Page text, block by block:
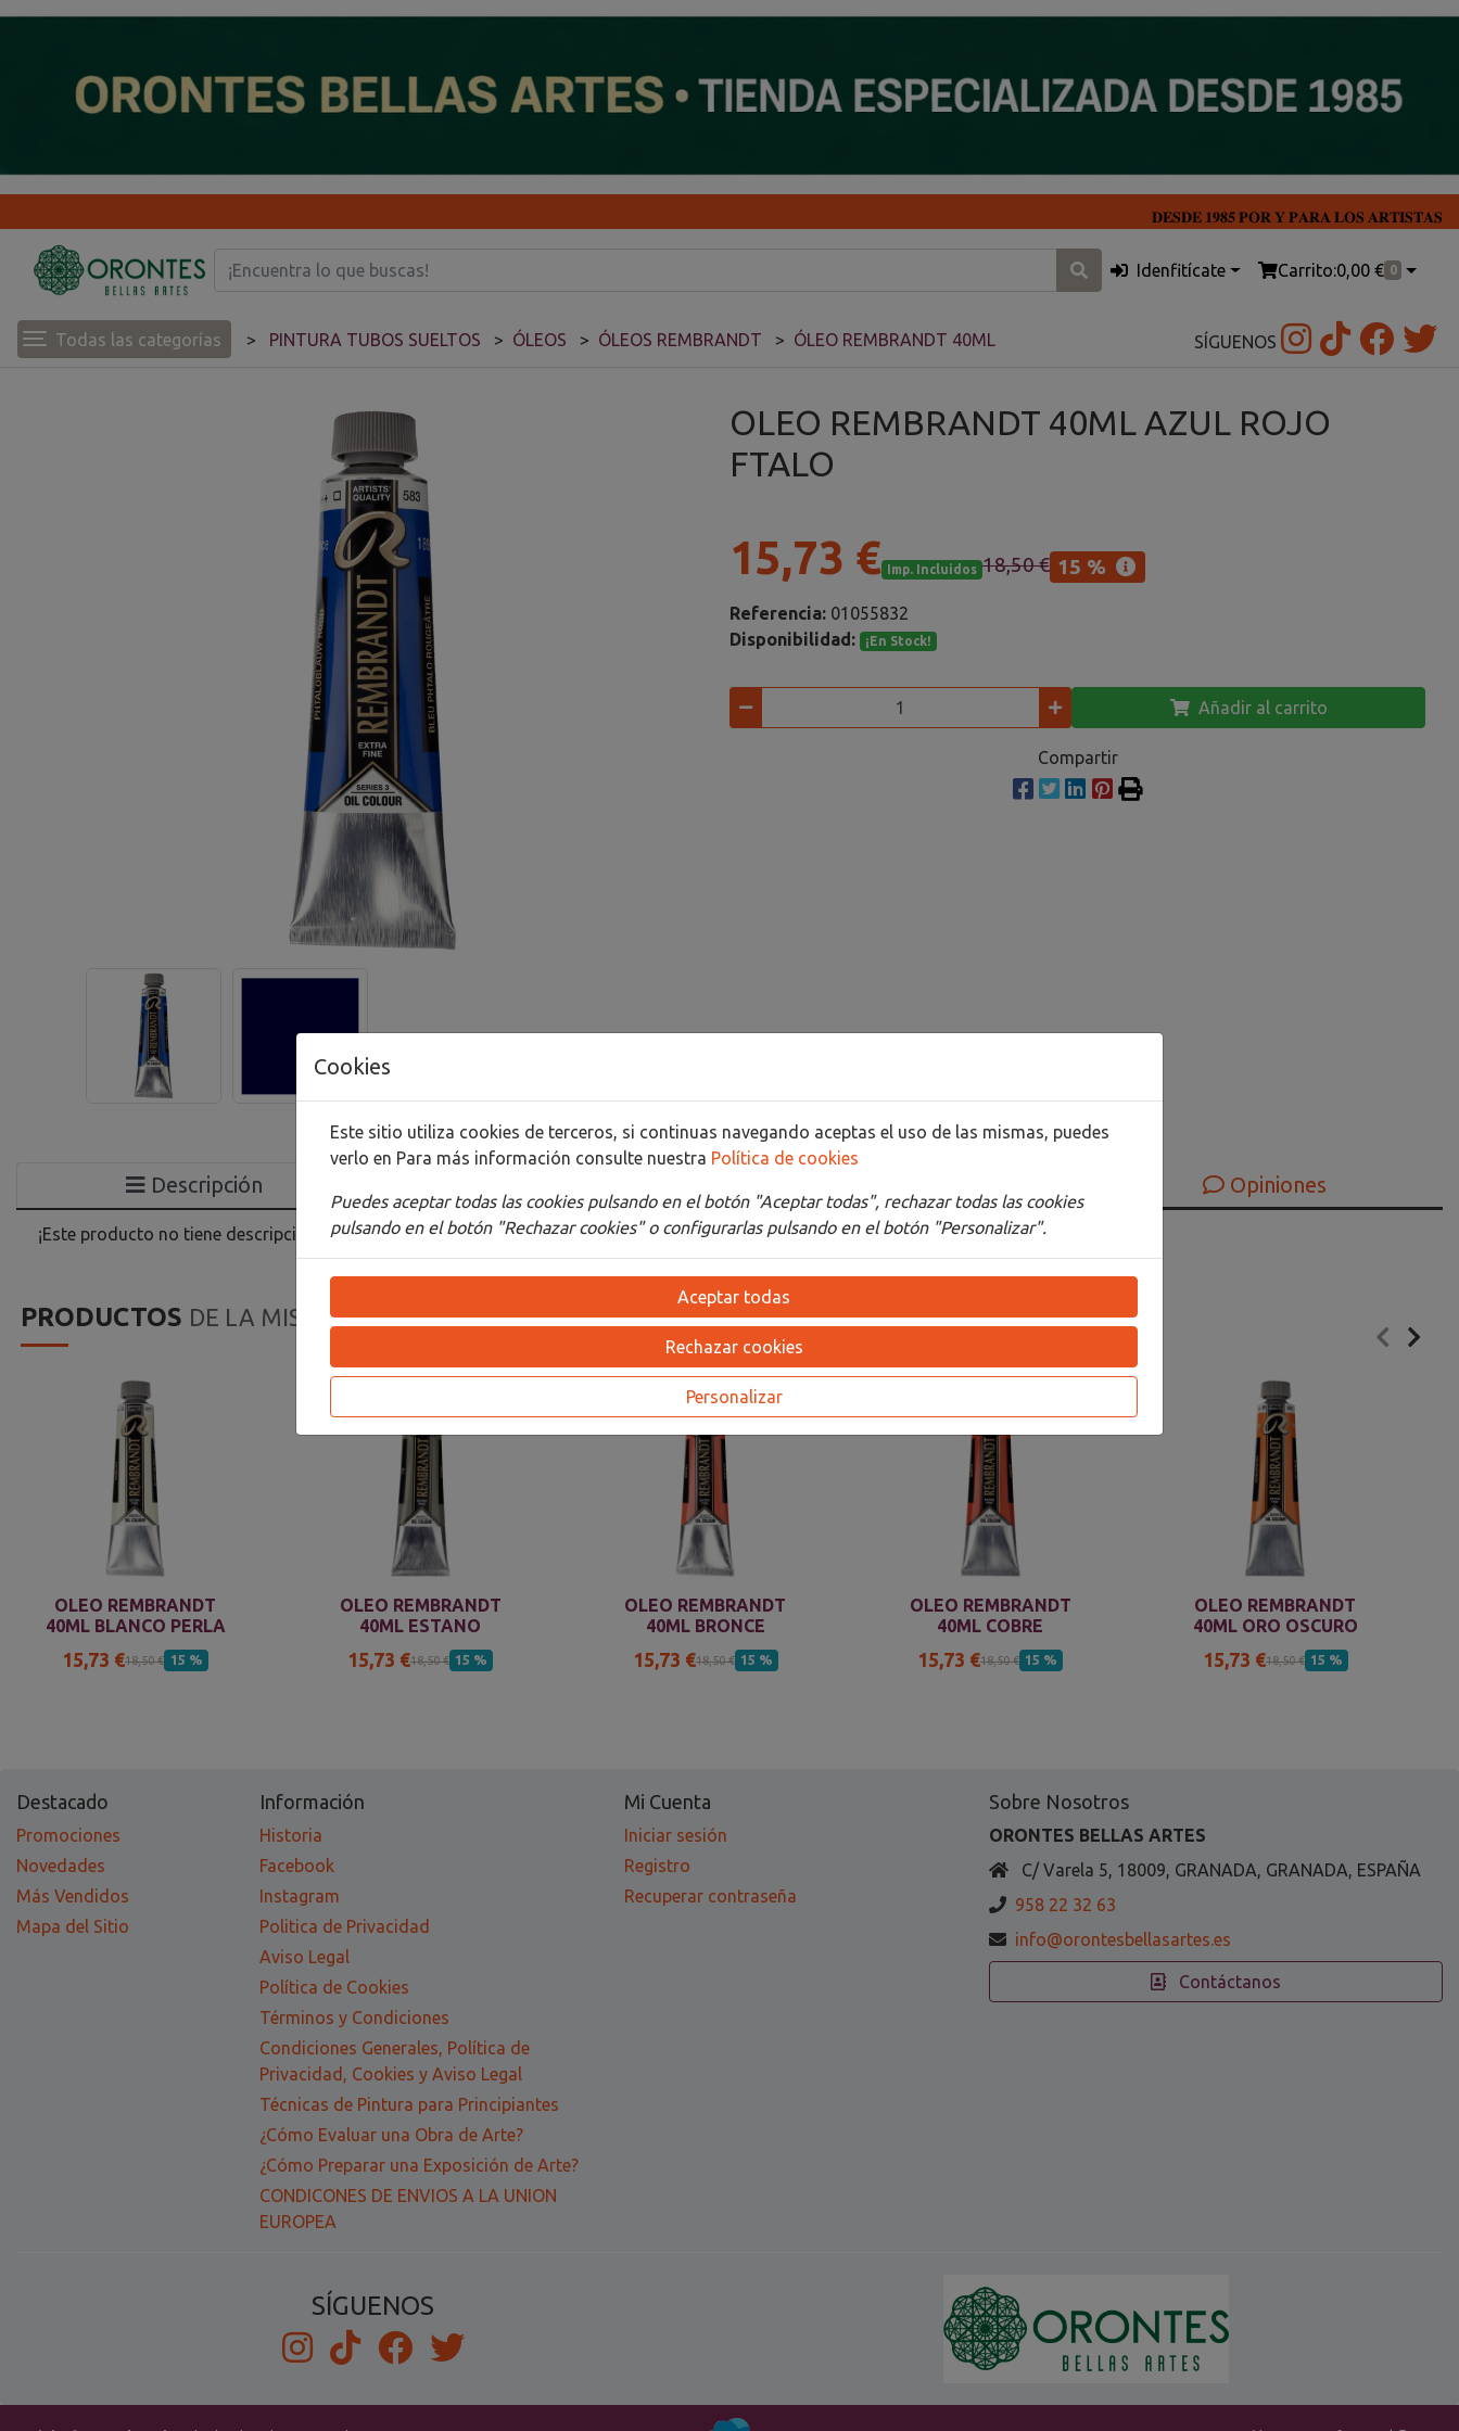
𝐃𝐄𝐒𝐃𝐄 𝟏𝟗𝟖𝟓 𝐏𝐎𝐑 𝐘 𝐏𝐀𝐑𝐀 𝐋𝐎𝐒 𝐀𝐑𝐓𝐈𝐒𝐓𝐀𝐒
Idenfitícate Carrito:0,00 € 0
Todas las categorías PINTURA TUBOS SUELTOS ÓLEOS ÓLEOS REMBRANDT ÓLEO REMBRANDT 40ML SÍGUENOS
OLEO REMBRANDT 40ML AZUL ROJO
FTALO
15,73 € Imp. Incluidos 18,50 € 15 %
Referencia: 01055832
Disponibilidad:
¡En Stock!
Añadir al carrito
Compartir
Descripción Opiniones
¡Este producto no tiene descripción!
PRODUCTOS DE LA MISMA CATEGORIA
OLEO REMBRANDT
40ML BLANCO PERLA
15,73 €18,50 € 15 %
OLEO REMBRANDT
40ML ESTANO
15,73 €18,50 € 15 %
OLEO REMBRANDT
40ML BRONCE
15,73 €18,50 € 15 %
OLEO REMBRANDT
40ML COBRE
15,73 €18,50 € 15 %
OLEO REMBRANDT
40ML ORO OSCURO
15,73 €18,50 € 15 %
Destacado
Promociones
Novedades
Más Vendidos
Mapa del Sitio
Información
Historia
Facebook
Instagram
Politica de Privacidad
Aviso Legal
Política de Cookies
Términos y Condiciones
Condiciones Generales, Política de
Privacidad, Cookies y Aviso Legal
Técnicas de Pintura para Principiantes
¿Cómo Evaluar una Obra de Arte?
¿Cómo Preparar una Exposición de Arte?
CONDICONES DE ENVIOS A LA UNION
EUROPEA
Mi Cuenta
Iniciar sesión
Registro
Recuperar contraseña
Sobre Nosotros
ORONTES BELLAS ARTES
C/ Varela 5, 18009, GRANADA, GRANADA, ESPAÑA
958 22 32 63
info@orontesbellasartes.es
Contáctanos
SÍGUENOS
Cookies
Este sitio utiliza cookies de terceros, si continuas navegando aceptas el uso de las mismas, puedes
verlo en Para más información consulte nuestra Política de cookies
Puedes aceptar todas las cookies pulsando en el botón "Aceptar todas", rechazar todas las cookies
pulsando en el botón "Rechazar cookies" o configurarlas pulsando en el botón "Personalizar".
Aceptar todas
Rechazar cookies
Personalizar